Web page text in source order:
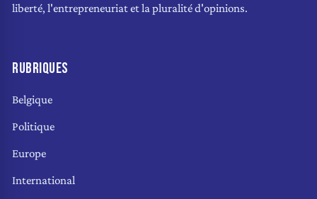
liberté, l'entrepreneuriat et la pluralité d'opinions.
RUBRIQUES
Belgique
Politique
Europe
International